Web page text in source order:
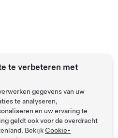
te verbeteren met
gegevens van uw
te analyseren,
en uw ervaring te
geldt ook voor de overdracht
Bekijk Cookie-